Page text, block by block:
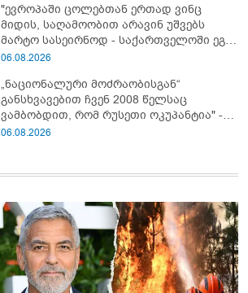
გათიშვაზე
"ევროპაში ცოლებთან ერთად ვინც
მიდის, საღამოობით არავინ უშვებს
მარტო სასეირნოდ - საქართველოში ეგ
პრობლემა არ არის!" - ლევან
06.08.2026
„ნაციონალური მოძრაობისგან“
განსხვავებით ჩვენ 2008 წელსაც
ვამბობდით, რომ რუსეთი ოკუპანტია" -
ნინო წილოსანი
06.08.2026